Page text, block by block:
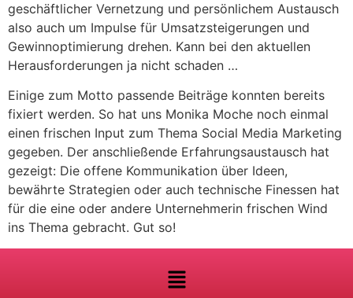
geschäftlicher Vernetzung und persönlichem Austausch
also auch um Impulse für Umsatzsteigerungen und
Gewinnoptimierung drehen. Kann bei den aktuellen
Herausforderungen ja nicht schaden …
Einige zum Motto passende Beiträge konnten bereits
fixiert werden. So hat uns Monika Moche noch einmal
einen frischen Input zum Thema Social Media Marketing
gegeben. Der anschließende Erfahrungsaustausch hat
gezeigt: Die offene Kommunikation über Ideen,
bewährte Strategien oder auch technische Finessen hat
für die eine oder andere Unternehmerin frischen Wind
ins Thema gebracht. Gut so!